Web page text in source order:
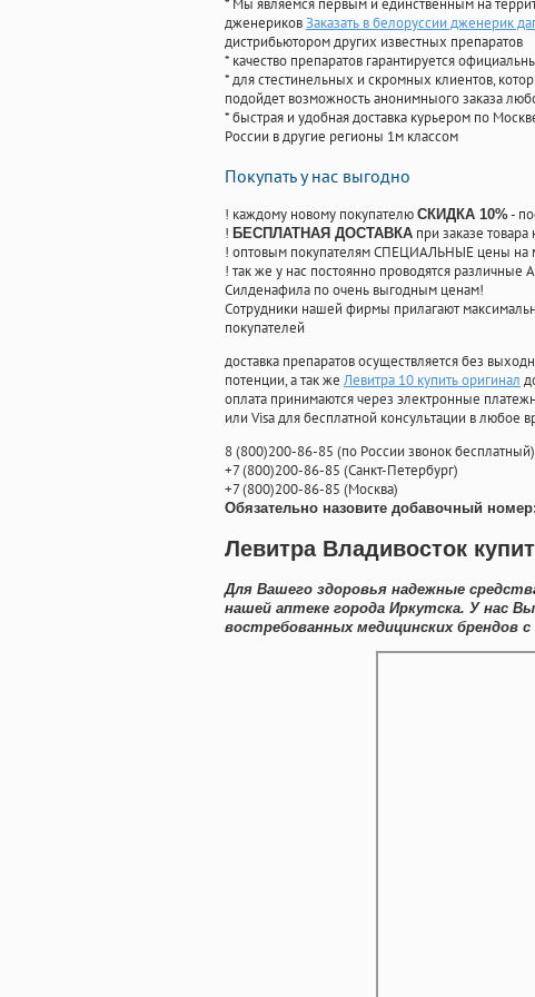
* Мы являемся первым и единственным на
дженериковЗаказать в белоруссии дженерик
дистрибьютором других известных препаратов
* качество препаратов гарантируется
* для стестинельных и скромных клиентов,
подойдет возможность анонимныого заказа
* быстрая и удобная доставка курьером по
России в другие регионы 1м классом
Покупать у нас выгодно
! каждому новому покупателю СКИДКА 10%-
! БЕСПЛАТНАЯ ДОСТАВКА при заказе
! оптовым покупателям СПЕЦИАЛЬНЫЕ цены на
! так же у нас постоянно проводятся
Силденафила по очень выгодным ценам!
Cотрудники нашей фирмы прилагают
покупателей
доставка препаратов осуществляется без
потенции, а так же Левитра 10 купить оригинал
оплата принимаются через электронные
или Visa для бесплатной консультации в любое
8(800)200-86-85 (по России звонок
+7(800)200-86-85 (Санкт-Петербург)
+7(800)200-86-85 (Москва)
Обязательно назовите добавочный
Левитра Владивосток
Для Вашего здоровья надежные
нашей аптеке города Иркутска. У нас
востребованных медицинских брендов